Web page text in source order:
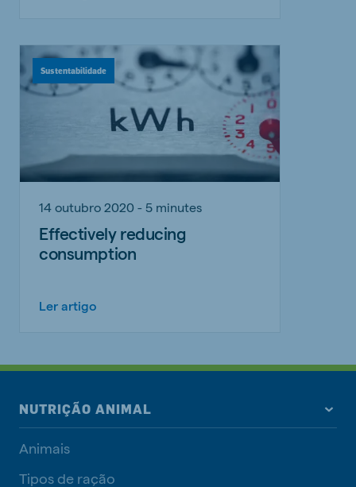
Sustentabilidade
14 outubro 2020 - 5 minutes
Effectively reducing
consumption
Ler artigo
NUTRIÇÃO ANIMAL
Animais
Tipos de ração